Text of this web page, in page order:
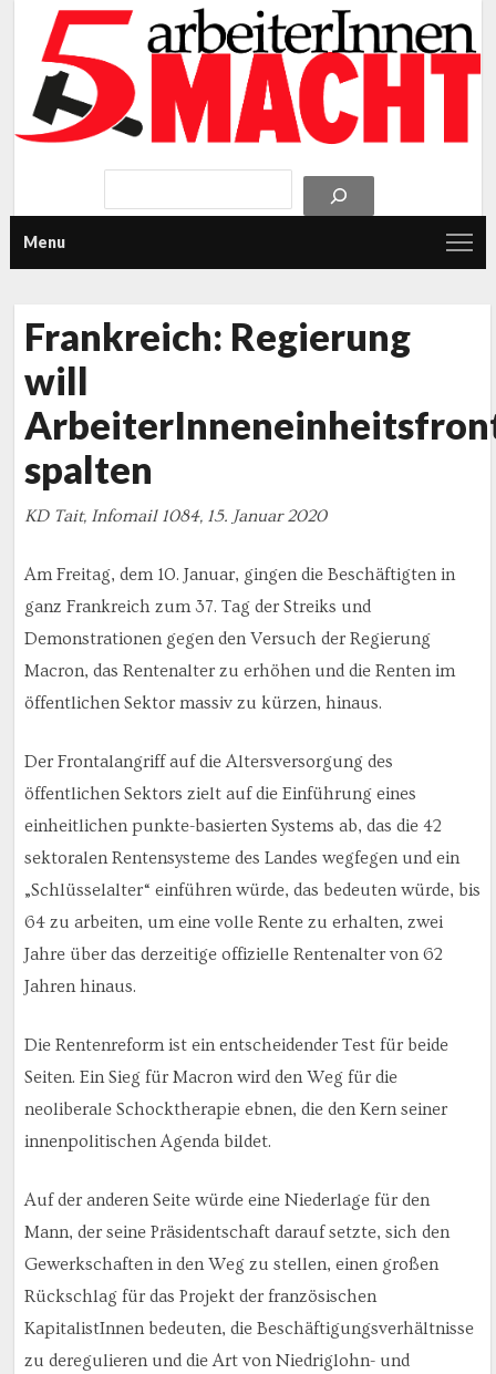
Menu
Frankreich: Regierung
will
spalten
KD Tait, Infomail 1084, 15. Januar 2020
Am Freitag, dem 10. Januar, gingen die Beschäftigten in
ganz Frankreich zum 37. Tag der Streiks und
Demonstrationen gegen den Versuch der Regierung
Macron, das Rentenalter zu erhöhen und die Renten im
öffentlichen Sektor massiv zu kürzen, hinaus.
Der Frontalangriff auf die Altersversorgung des
öffentlichen Sektors zielt auf die Einführung eines
einheitlichen punkte-basierten Systems ab, das die 42
sektoralen Rentensysteme des Landes wegfegen und ein
„Schlüsselalter“ einführen würde, das bedeuten würde, bis
64 zu arbeiten, um eine volle Rente zu erhalten, zwei
Jahre über das derzeitige offizielle Rentenalter von 62
Jahren hinaus.
Die Rentenreform ist ein entscheidender Test für beide
Seiten. Ein Sieg für Macron wird den Weg für die
neoliberale Schocktherapie ebnen, die den Kern seiner
innenpolitischen Agenda bildet.
Auf der anderen Seite würde eine Niederlage für den
Mann, der seine Präsidentschaft darauf setzte, sich den
Gewerkschaften in den Weg zu stellen, einen großen
Rückschlag für das Projekt der französischen
KapitalistInnen bedeuten, die Beschäftigungsverhältnisse
zu deregulieren und die Art von Niedriglohn- und